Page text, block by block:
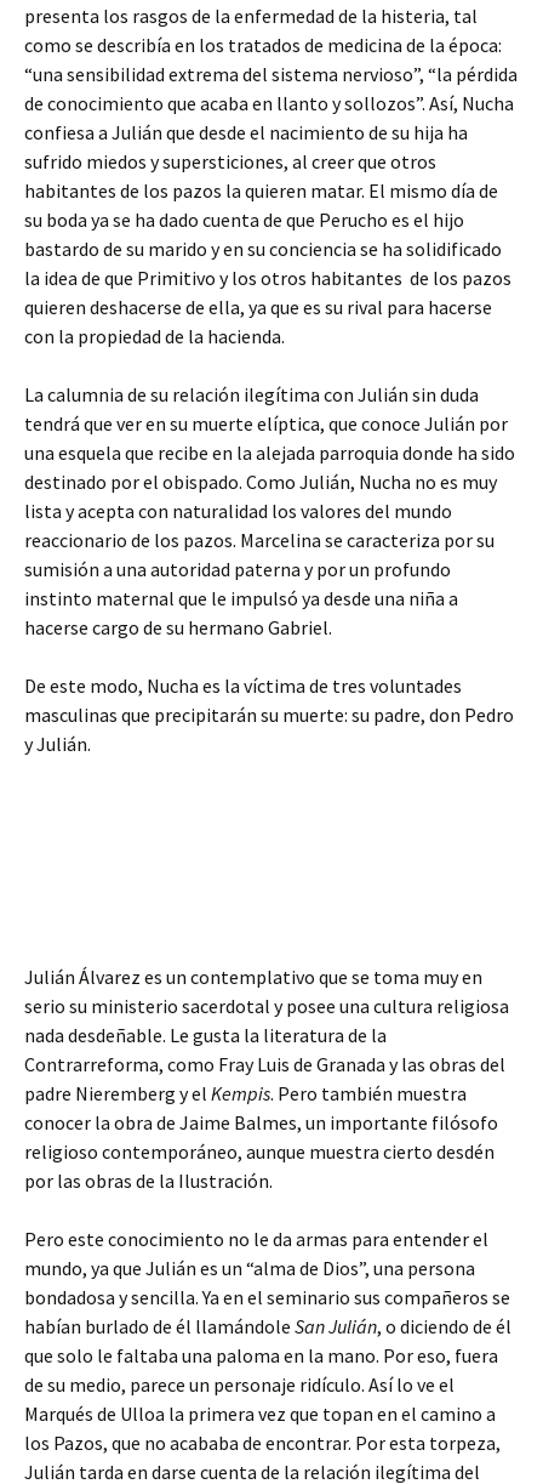
presenta los rasgos de la enfermedad de la histeria, tal
como se describía en los tratados de medicina de la época:
“una sensibilidad extrema del sistema nervioso”, “la pérdida
de conocimiento que acaba en llanto y sollozos”. Así, Nucha
confiesa a Julián que desde el nacimiento de su hija ha
sufrido miedos y supersticiones, al creer que otros
habitantes de los pazos la quieren matar. El mismo día de
su boda ya se ha dado cuenta de que Perucho es el hijo
bastardo de su marido y en su conciencia se ha solidificado
la idea de que Primitivo y los otros habitantes de los pazos
quieren deshacerse de ella, ya que es su rival para hacerse
con la propiedad de la hacienda.
La calumnia de su relación ilegítima con Julián sin duda
tendrá que ver en su muerte elíptica, que conoce Julián por
una esquela que recibe en la alejada parroquia donde ha sido
destinado por el obispado. Como Julián, Nucha no es muy
lista y acepta con naturalidad los valores del mundo
reaccionario de los pazos. Marcelina se caracteriza por su
sumisión a una autoridad paterna y por un profundo
instinto maternal que le impulsó ya desde una niña a
hacerse cargo de su hermano Gabriel.
De este modo, Nucha es la víctima de tres voluntades
masculinas que precipitarán su muerte: su padre, don Pedro
y Julián.
Julián Álvarez es un contemplativo que se toma muy en
serio su ministerio sacerdotal y posee una cultura religiosa
nada desdeñable. Le gusta la literatura de la
Contrarreforma, como Fray Luis de Granada y las obras del
padre Nieremberg y el Kempis. Pero también muestra
conocer la obra de Jaime Balmes, un importante filósofo
religioso contemporáneo, aunque muestra cierto desdén
por las obras de la Ilustración.
Pero este conocimiento no le da armas para entender el
mundo, ya que Julián es un “alma de Dios”, una persona
bondadosa y sencilla. Ya en el seminario sus compañeros se
habían burlado de él llamándole San Julián, o diciendo de él
que solo le faltaba una paloma en la mano. Por eso, fuera
de su medio, parece un personaje ridículo. Así lo ve el
Marqués de Ulloa la primera vez que topan en el camino a
los Pazos, que no acababa de encontrar. Por esta torpeza,
Julián tarda en darse cuenta de la relación ilegítima del